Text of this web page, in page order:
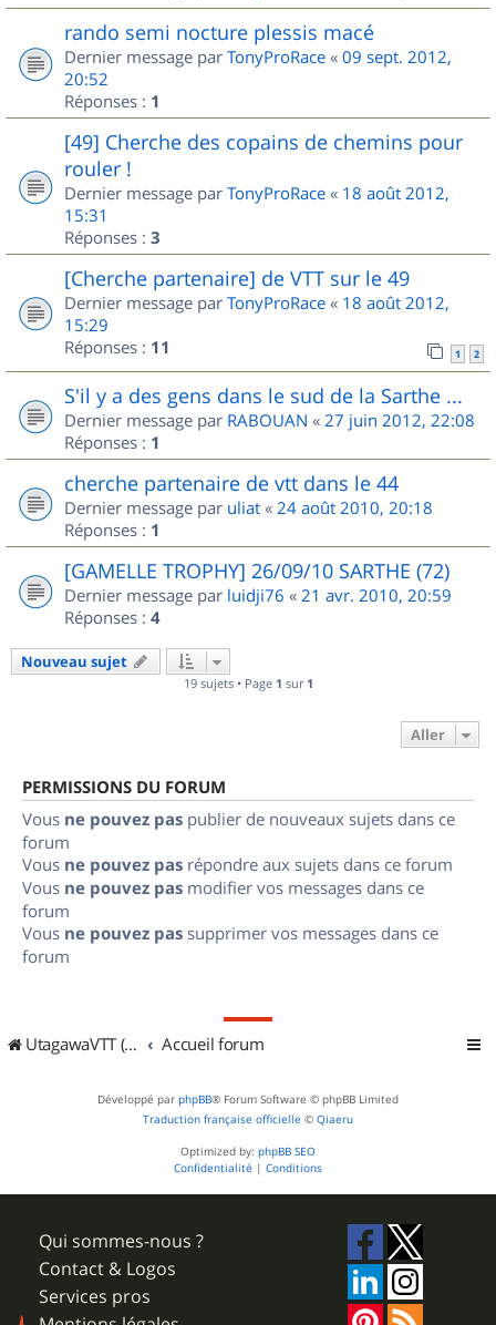
rando semi nocture plessis macé
Dernier message par TonyProRace « 09 sept. 2012,
20:52
Réponses : 1
[49] Cherche des copains de chemins pour
rouler !
Dernier message par TonyProRace « 18 août 2012,
15:31
Réponses : 3
[Cherche partenaire] de VTT sur le 49
Dernier message par TonyProRace « 18 août 2012,
15:29
Réponses : 11 1 2
S'il y a des gens dans le sud de la Sarthe ...
Dernier message par RABOUAN « 27 juin 2012, 22:08
Réponses : 1
cherche partenaire de vtt dans le 44
Dernier message par uliat « 24 août 2010, 20:18
Réponses : 1
[GAMELLE TROPHY] 26/09/10 SARTHE (72)
Dernier message par luidji76 « 21 avr. 2010, 20:59
Réponses : 4
Nouveau sujet
19 sujets • Page 1 sur 1
Aller
PERMISSIONS DU FORUM
Vous ne pouvez pas publier de nouveaux sujets dans ce
forum
Vous ne pouvez pas répondre aux sujets dans ce forum
Vous ne pouvez pas modifier vos messages dans ce
forum
Vous ne pouvez pas supprimer vos messages dans ce
forum
UtagawaVTT (Randos VTT et VTTAE avec traces GPS) Accueil forum
Développé par phpBB® Forum Software © phpBB Limited
Traduction française officielle © Qiaeru
Optimized by: phpBB SEO
Confidentialité | Conditions
Qui sommes-nous ?
Contact & Logos
Services pros